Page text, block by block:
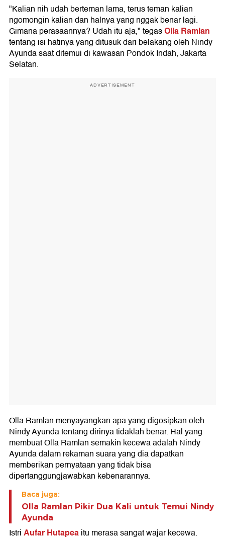
"Kalian nih udah berteman lama, terus teman kalian
ngomongin kalian dan halnya yang nggak benar lagi.
Gimana perasaannya? Udah itu aja," tegasOlla Ramlan
tentang isi hatinya yang ditusuk dari belakang oleh Nindy
Ayunda saat ditemui di kawasan Pondok Indah, Jakarta
Selatan.
ADVERTISEMENT
Olla Ramlan menyayangkan apa yang digosipkan oleh
Nindy Ayunda tentang dirinya tidaklah benar. Hal yang
membuat Olla Ramlan semakin kecewa adalah Nindy
Ayunda dalam rekaman suara yang dia dapatkan
memberikan pernyataan yang tidak bisa
dipertanggungjawabkan kebenarannya.
Baca juga:
Olla Ramlan Pikir Dua Kali untuk Temui Nindy
Ayunda
IstriAufar Hutapeaitu merasa sangat wajar kecewa.